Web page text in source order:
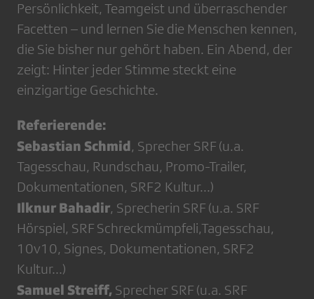
Persönlichkeit, Teamgeist und überraschender
Facetten – und lernen Sie die Menschen kennen,
die Sie bisher nur gehört haben. Ein Abend, der
zeigt: Hinter jeder Stimme steckt eine
einzigartige Geschichte.
Referierende:
Sebastian Schmid, Sprecher SRF (u.a.
Tagesschau, Rundschau, Promo-Trailer,
Dokumentationen, SRF2 Kultur...)
Ilknur Bahadir, Sprecherin SRF (u.a. SRF
Hörspiel, SRF Schreckmümpfeli,Tagesschau,
10v10, Signes, Dokumentationen, SRF2
Kultur...)
Samuel Streiff, Sprecher SRF (u.a. SRF